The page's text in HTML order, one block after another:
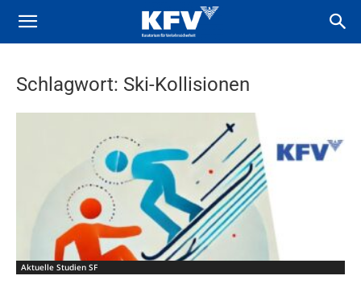
Schlagwort: Ski-Kollisionen
Aktuelle Studien SF